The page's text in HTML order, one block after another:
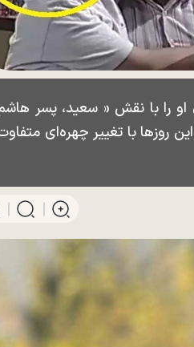
او را با نقش « سعید، پسر
روزها با تغییر چهره‌ای